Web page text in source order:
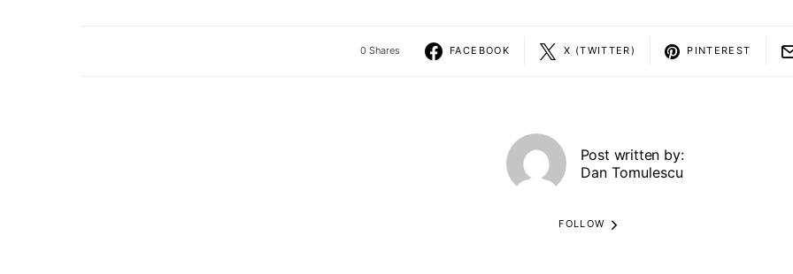
0 Shares FACEBOOK X (TWITTER) PINTEREST
Post written by:
Dan Tomulescu
FOLLOW